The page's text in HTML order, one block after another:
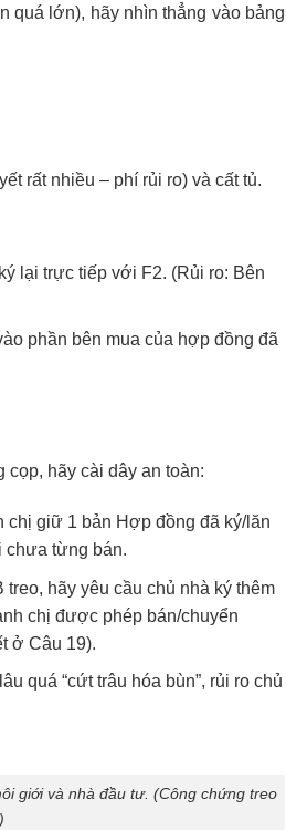
quá lớn), hãy nhìn thẳng vào bảng
rất nhiều – phí rủi ro) và cất tủ.
lại trực tiếp với F2. (Rủi ro: Bên
phần bên mua của hợp đồng đã
hãy cài dây an toàn:
chị giữ 1 bản Hợp đồng đã ký/lăn
chưa từng bán.
hãy yêu cầu chủ nhà ký thêm
chị được phép bán/chuyển
ở Câu 19).
quá “cứt trâu hóa bùn”, rủi ro chủ
giới và nhà đầu tư. (Công chứng treo